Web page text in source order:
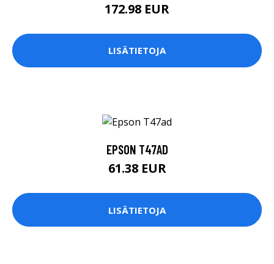
172.98 EUR
LISÄTIETOJA
EPSON T47AD
61.38 EUR
LISÄTIETOJA